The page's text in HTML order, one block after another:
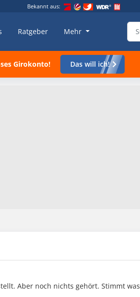
Bekannt aus:
Ratgeber Mehr
Girokonto! Das will ich!
Aber noch nichts gehört. Stimmt was